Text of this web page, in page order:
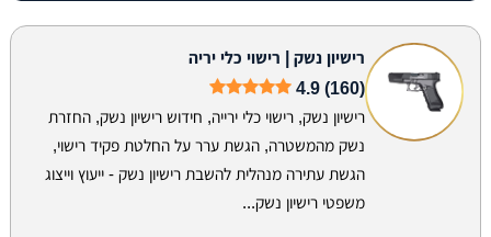
רישיון נשק | רישוי כלי יריה
4.9 (160)
רישיון נשק, רישוי כלי ירייה, חידוש רישיון נשק, החזרת
נשק מהמשטרה, הגשת ערר על החלטת פקיד רישוי,
הגשת עתירה מנהלית להשבת רישיון נשק - ייעוץ וייצוג
משפטי רישיון נשק...